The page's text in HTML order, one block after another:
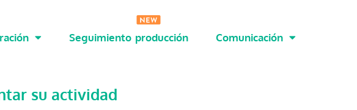
Seguimiento producción Comunicación
su actividad